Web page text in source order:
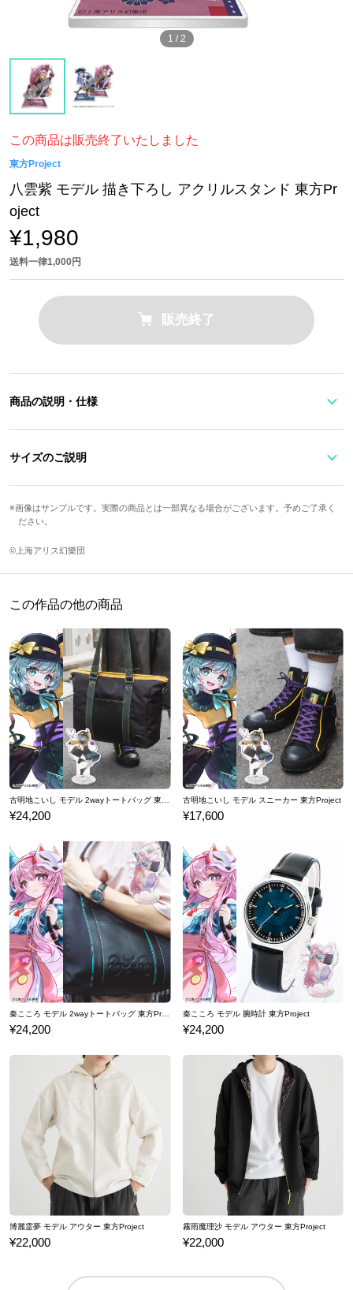
1 / 2
この商品は販売終了いたしました
東方Project
八雲紫 モデル 描き下ろし アクリルスタンド 東方Pr
oject
¥1,980
送料一律1,000円
販売終了
商品の説明・仕様
コラボ腕時計の描き下ろしイラストを使用した、アクリルスタンド
ののこさん描き下ろしの限定デザインとなっています。
八雲紫が着用している腕時計と一緒に飾るのもおすすめ！
▶八雲紫 モデル 腕時計のご購入はこちらから
素材／ アクリル
サイズのご説明
本体高さ 本体幅 台座縦 台座横 厚さ
画像はサンプルです。実際の商品とは一部異なる場合がございます。予めご了承く
ださい。
©上海アリス幻樂団
この作品の他の商品
¥24,200
古明地こいし モデル スニーカー 東方Project
¥17,600
秦こころ モデル 2wayトートバッグ 東方Project
¥24,200
秦こころ モデル 腕時計 東方Project
¥24,200
博麗霊夢 モデル アウター 東方Project
¥22,000
霧雨魔理沙 モデル アウター 東方Project
¥22,000